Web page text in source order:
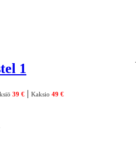
1
39 € | Kaksio 49 €